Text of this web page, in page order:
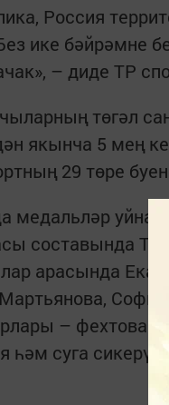
Россия
ике бәйрәмне
– диде ТР
төгәл
якынча 5 мең
29 төре
медальләр
составында
арасында
–
һәм суга сикерү